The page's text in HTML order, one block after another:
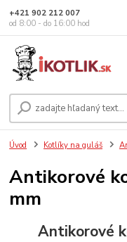
+421 902 212 007
od 8:00 - do 16:00 hod
Úvod Kotlíky na guláš
Antikorové
mm
Antikorové